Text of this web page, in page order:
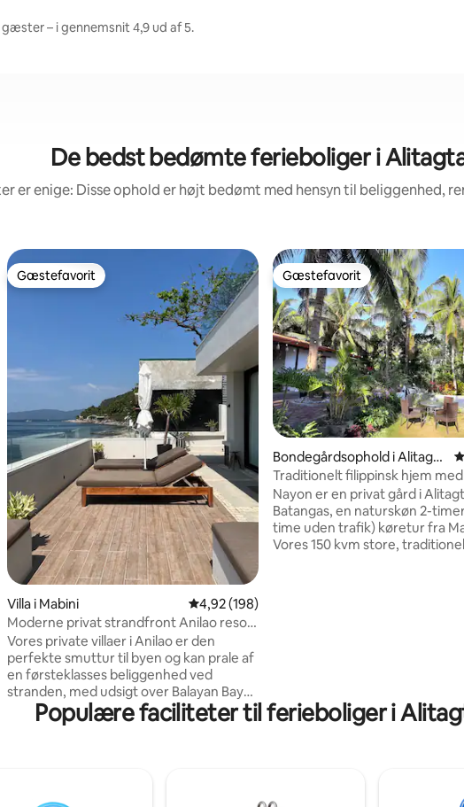
– i gennemsnit 4,9 ud af 5.
De bedst bedømte ferieboliger i
er enige: Disse ophold er højt bedømt med hensyn til beliggenhed,
bedømmelse, 106 omtaler
Gæstefavorit
Gæstefavorit
Villa i Mabini 4,92 ud af 5 i gennemsnitlig bedømmelse,
4,92 (198)
Moderne privat strandfront Anilao resort
med pool
Vores private villaer i Anilao er den
perfekte smuttur til byen og kan prale af
en førsteklasses beliggenhed ved
stranden, med udsigt over Balayan Bay
og mange af Anilaos mest berømte
dykkersteder. Det er privat og
Gæstefavorit
Gæstefavorit
Bondegårdsophold i Alitagta
g
Traditionelt filippinsk hjem
Taal-søen
Nayon er en privat gård i
Batangas, en naturskøn 2-
time uden trafik) køretur fra
Vores 150 kvm store,
med venner og familie, og vi
nyder dit ophold.
Populære faciliteter til ferieboliger i